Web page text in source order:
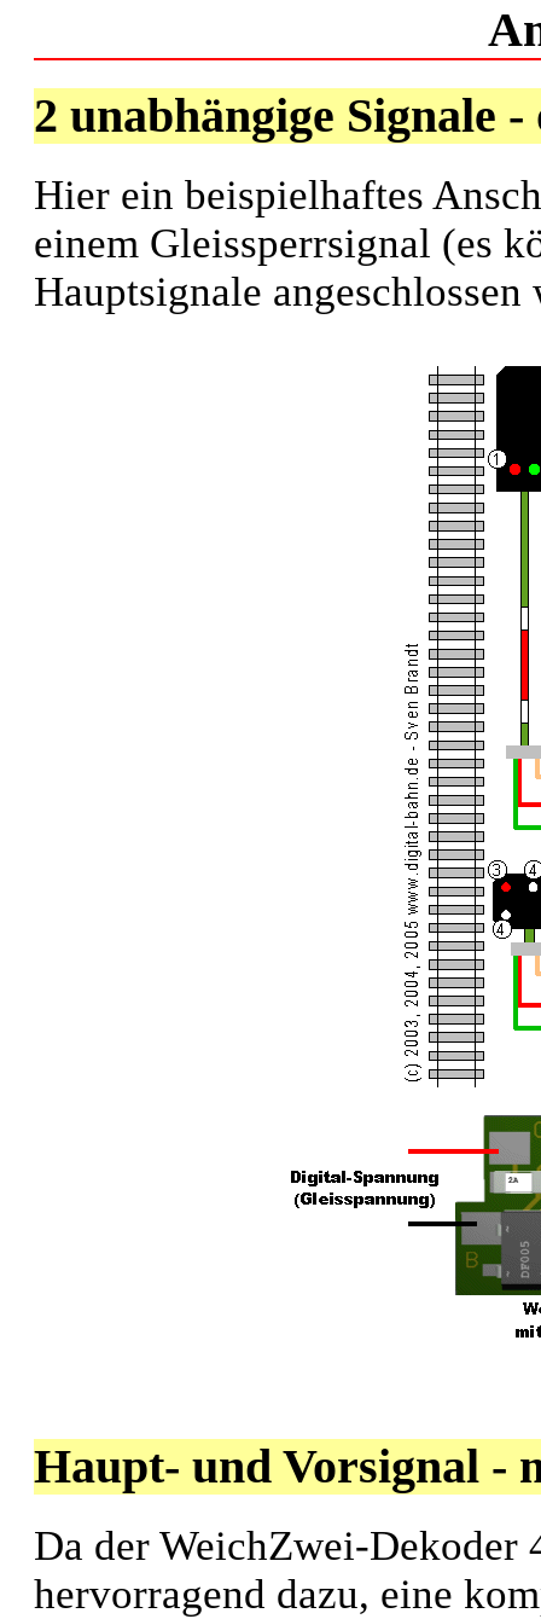
2 unabhängige Signale
Hier ein beispielhaftes
einem Gleissperrsignal (es
Hauptsignale angeschlossen
Haupt- und Vorsignal -
Da der WeichZwei-Dekoder
hervorragend dazu, eine